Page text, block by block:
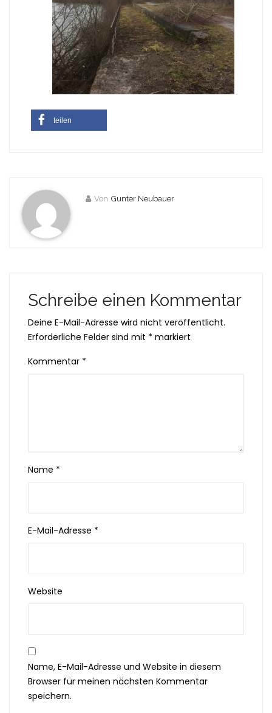
teilen
Von Gunter Neubauer
Schreibe einen Kommentar
Deine E-Mail-Adresse wird nicht veröffentlicht.
Erforderliche Felder sind mit * markiert
Kommentar *
Name *
E-Mail-Adresse *
Website
Name, E-Mail-Adresse und Website in diesem
Browser für meinen nächsten Kommentar
speichern.